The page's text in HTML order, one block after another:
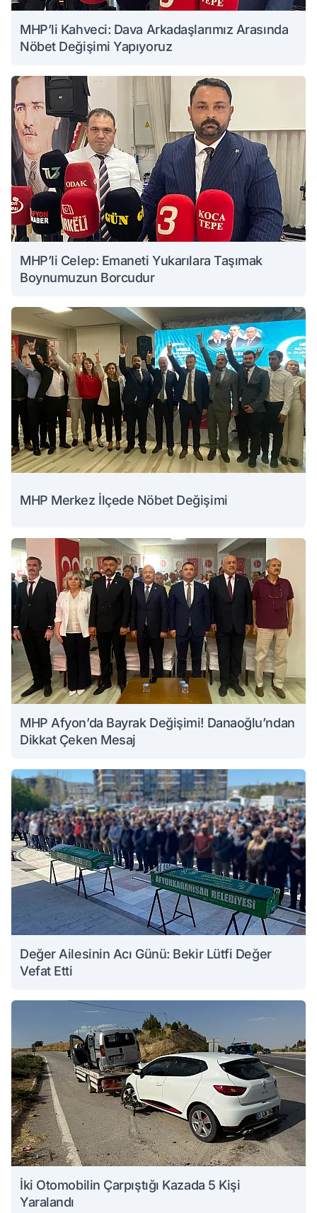
MHP’li Kahveci: Dava Arkadaşlarımız Arasında
Nöbet Değişimi Yapıyoruz
MHP’li Celep: Emaneti Yukarılara Taşımak
Boynumuzun Borcudur
MHP Merkez İlçede Nöbet Değişimi
MHP Afyon’da Bayrak Değişimi! Danaoğlu’ndan
Dikkat Çeken Mesaj
Değer Ailesinin Acı Günü: Bekir Lütfi Değer
Vefat Etti
İki Otomobilin Çarpıştığı Kazada 5 Kişi
Yaralandı